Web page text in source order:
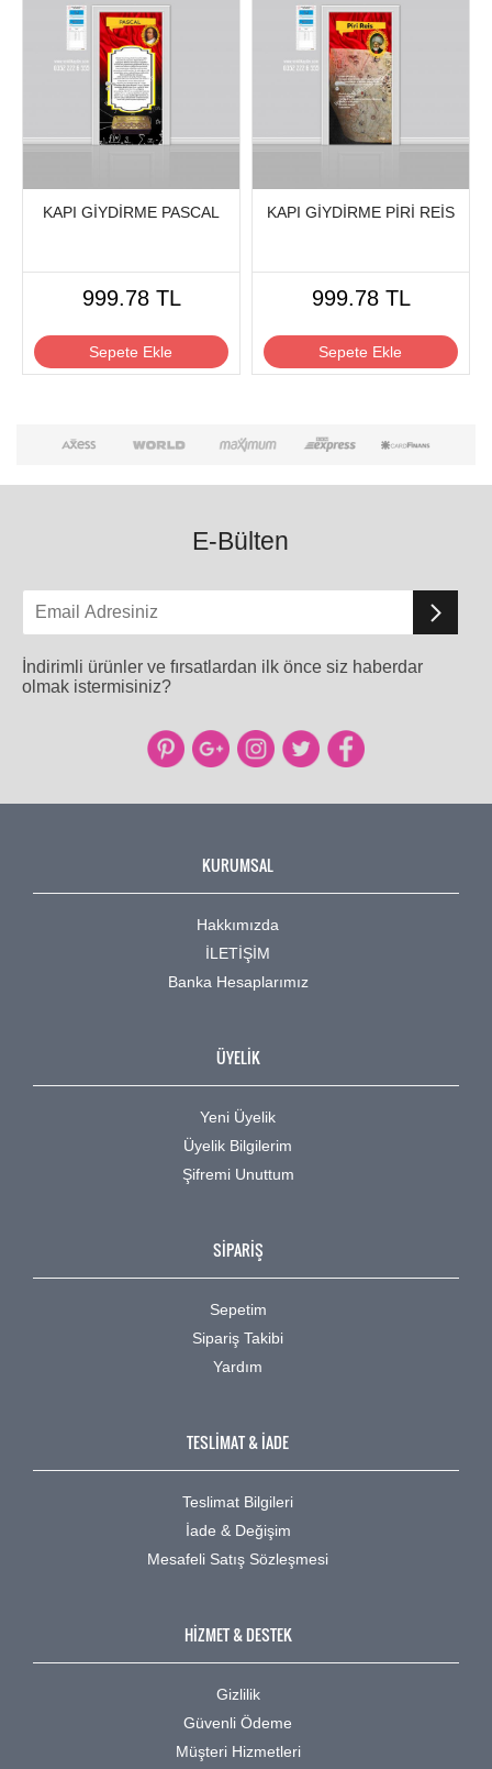
KAPI GİYDİRME PASCAL
999.78 TL
Sepete Ekle
KAPI GİYDİRME PİRİ REİS
999.78 TL
Sepete Ekle
E-Bülten
İndirimli ürünler ve fırsatlardan ilk önce siz haberdar
olmak istermisiniz?
KURUMSAL
Hakkımızda
İLETİŞİM
Banka Hesaplarımız
ÜYELİK
Yeni Üyelik
Üyelik Bilgilerim
Şifremi Unuttum
SİPARİŞ
Sepetim
Sipariş Takibi
Yardım
TESLİMAT & İADE
Teslimat Bilgileri
İade & Değişim
Mesafeli Satış Sözleşmesi
HİZMET & DESTEK
Gizlilik
Güvenli Ödeme
Müşteri Hizmetleri